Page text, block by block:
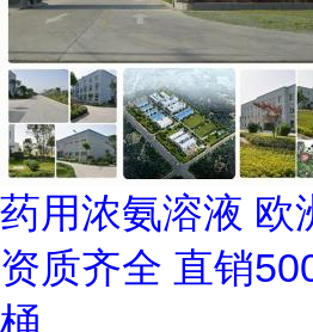
药用浓氨溶液 欧
资质齐全 直销
桶